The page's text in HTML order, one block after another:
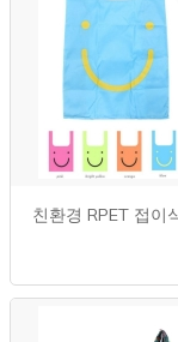
친환경 RPET 접이